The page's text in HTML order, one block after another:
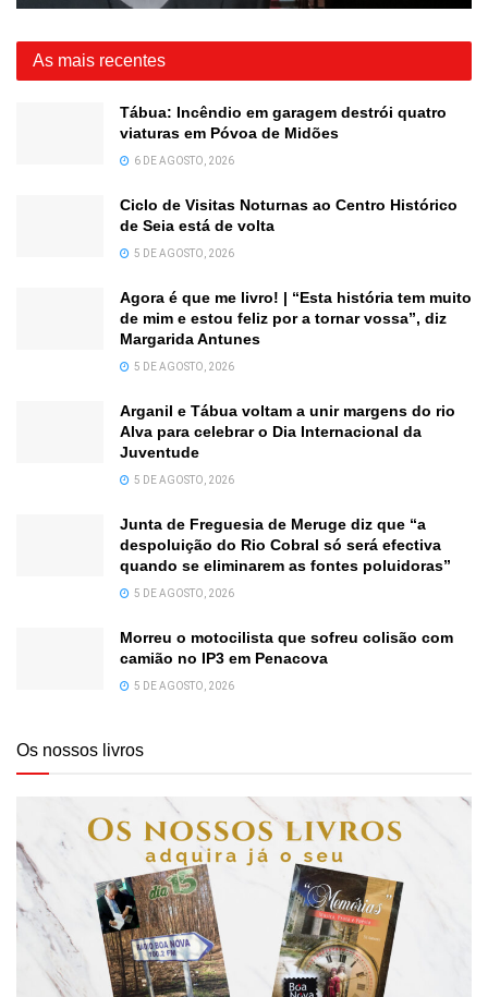
As mais recentes
Tábua: Incêndio em garagem destrói quatro
viaturas em Póvoa de Midões
6 DE AGOSTO, 2026
Ciclo de Visitas Noturnas ao Centro Histórico
de Seia está de volta
5 DE AGOSTO, 2026
Agora é que me livro! | “Esta história tem muito
de mim e estou feliz por a tornar vossa”, diz
Margarida Antunes
5 DE AGOSTO, 2026
Arganil e Tábua voltam a unir margens do rio
Alva para celebrar o Dia Internacional da
Juventude
5 DE AGOSTO, 2026
Junta de Freguesia de Meruge diz que “a
despoluição do Rio Cobral só será efectiva
quando se eliminarem as fontes poluidoras”
5 DE AGOSTO, 2026
Morreu o motocilista que sofreu colisão com
camião no IP3 em Penacova
5 DE AGOSTO, 2026
Os nossos livros